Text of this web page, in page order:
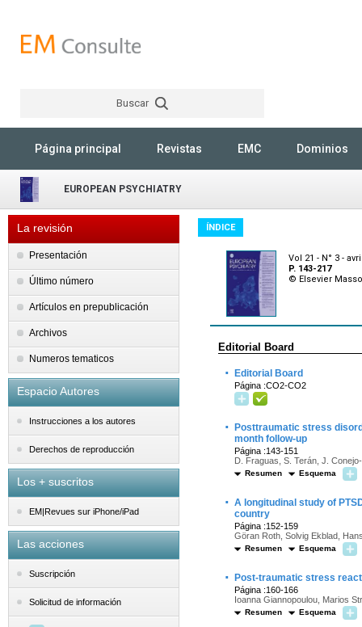
Buscar
Página principal Revistas EMC Dominios
EUROPEAN PSYCHIATRY
La revisión
Presentación
Último número
Artículos en prepublicación
Archivos
Numeros tematicos
Espacio Autores
Instrucciones a los autores
Derechos de reproducción
Los + suscritos
EM|Revues sur iPhone/iPad
Las acciones
Suscripción
Solicitud de información
ÍNDICE
Vol 21 - N° 3 -
P. 143-217
© Elsevier
Editorial Board
· Editorial Board
Página :CO2-CO2
·
Posttraumatic stress
month follow-up
Página :143-151
D. Fraguas, S. Terán, J.
Resumen Esquema
· A longitudinal study of
country
Página :152-159
Göran Roth, Solvig Ekblad,
Resumen Esquema
· Post-traumatic stress
Página :160-166
Ioanna Giannopoulou, Marios
Resumen Esquema